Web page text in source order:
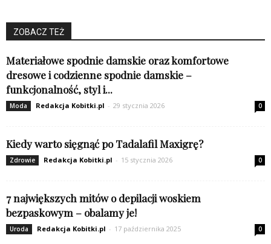
ZOBACZ TEŻ
Materiałowe spodnie damskie oraz komfortowe
dresowe i codzienne spodnie damskie –
funkcjonalność, styl i...
Moda Redakcja Kobitki.pl - 29 stycznia 2026 0
Kiedy warto sięgnąć po Tadalafil Maxigrę?
Zdrowie Redakcja Kobitki.pl - 15 stycznia 2026 0
7 największych mitów o depilacji woskiem
bezpaskowym – obalamy je!
Uroda Redakcja Kobitki.pl - 17 października 2025 0